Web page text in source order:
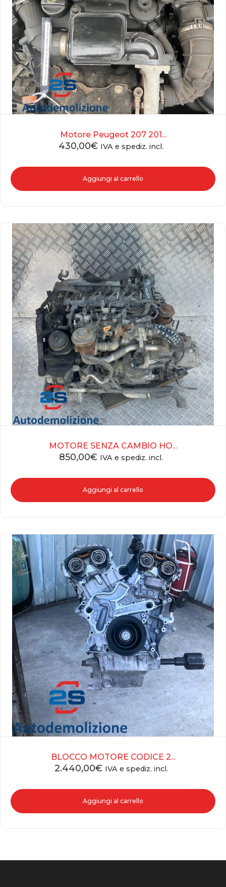
Motore Peugeot 207 201...
430,00€ IVA e spediz. incl.
Aggiungi al carrello
MOTORE SENZA CAMBIO HO...
850,00€ IVA e spediz. incl.
Aggiungi al carrello
BLOCCO MOTORE CODICE 2...
2.440,00€ IVA e spediz. incl.
Aggiungi al carrello